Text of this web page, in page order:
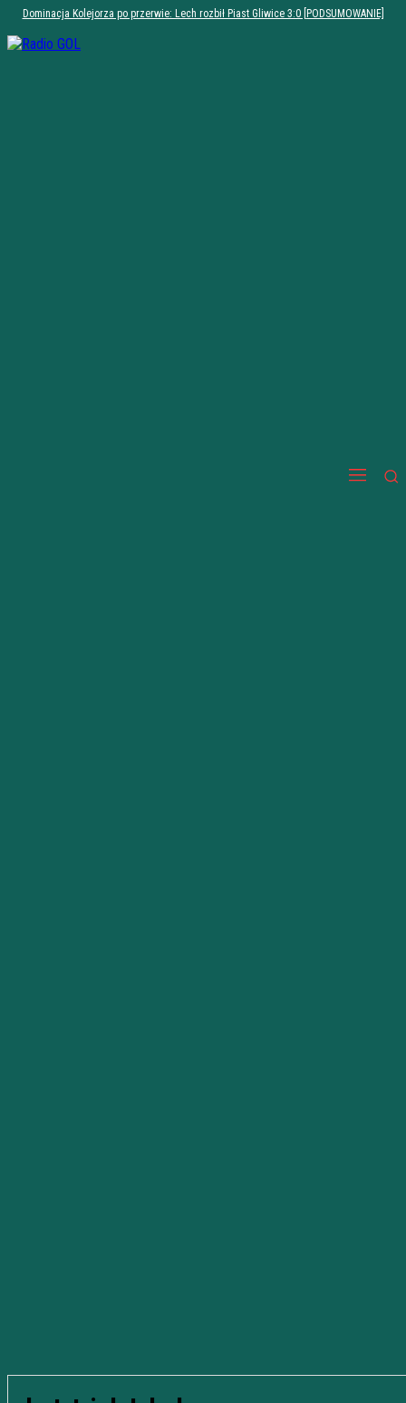
Dominacja Kolejorza po przerwie: Lech rozbił Piast Gliwice 3:0 [PODSUMOWANIE]